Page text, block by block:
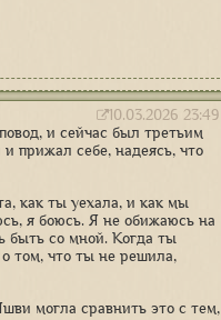
10.03.2026 23:49
и сейчас был третьим
прижал себе, надеясь, что
как ты уехала, и как мы
я боюсь. Я не обижаюсь на
быть со мной. Когда ты
о том, что ты не решила,
могла сравнить это с тем,